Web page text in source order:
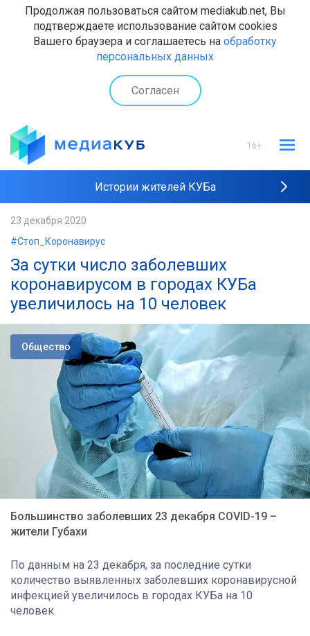
Продолжая пользоваться сайтом mediakub.net, Вы
подтверждаете использование сайтом cookies
Вашего браузера и соглашаетесь на обработку
персональных данных
Согласен
16+
Истории жителей КУБа
Наши интервью
23 декабря 2020
#Стоп_Коронавирус
За сутки число заболевших
коронавирусом в городах КУБа
увеличилось на 10 человек
Общество
Большинство заболевших 23 декабря COVID-19 –
жители Губахи
По данным на 23 декабря, за последние сутки
количество выявленных заболевших коронавирусной
инфекцией увеличилось в городах КУБа на 10
человек.